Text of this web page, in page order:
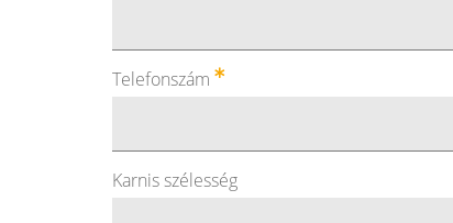
Telefonszám
Karnis szélesség